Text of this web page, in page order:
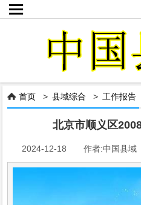

 首页 >县域综合 > 工作报告
北京市顺义区
2024-12-18 作者:中国县域